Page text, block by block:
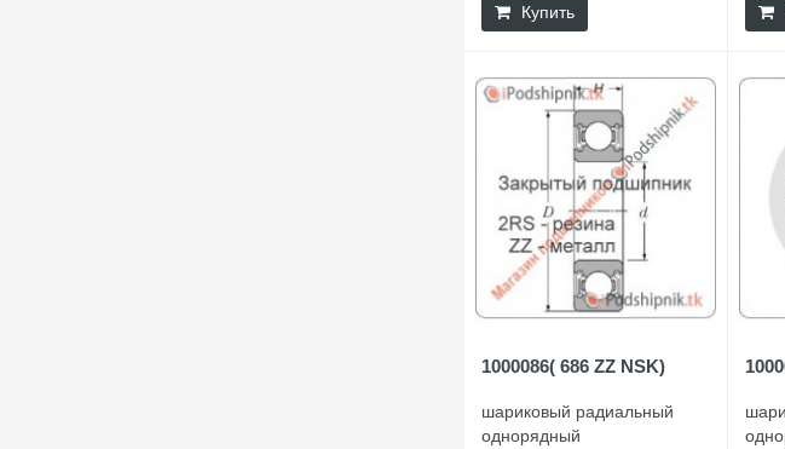
Купить
1000086( 686 ZZ NSK)
шариковый радиальный
однорядный